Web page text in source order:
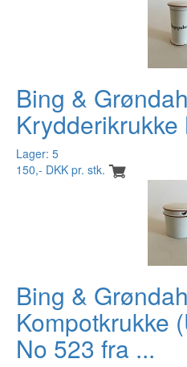
Bing &
Krydderikrukke
Lager: 5
150,- DKK pr. stk.
Bing &
Kompotkrukke
No 523 fra ...